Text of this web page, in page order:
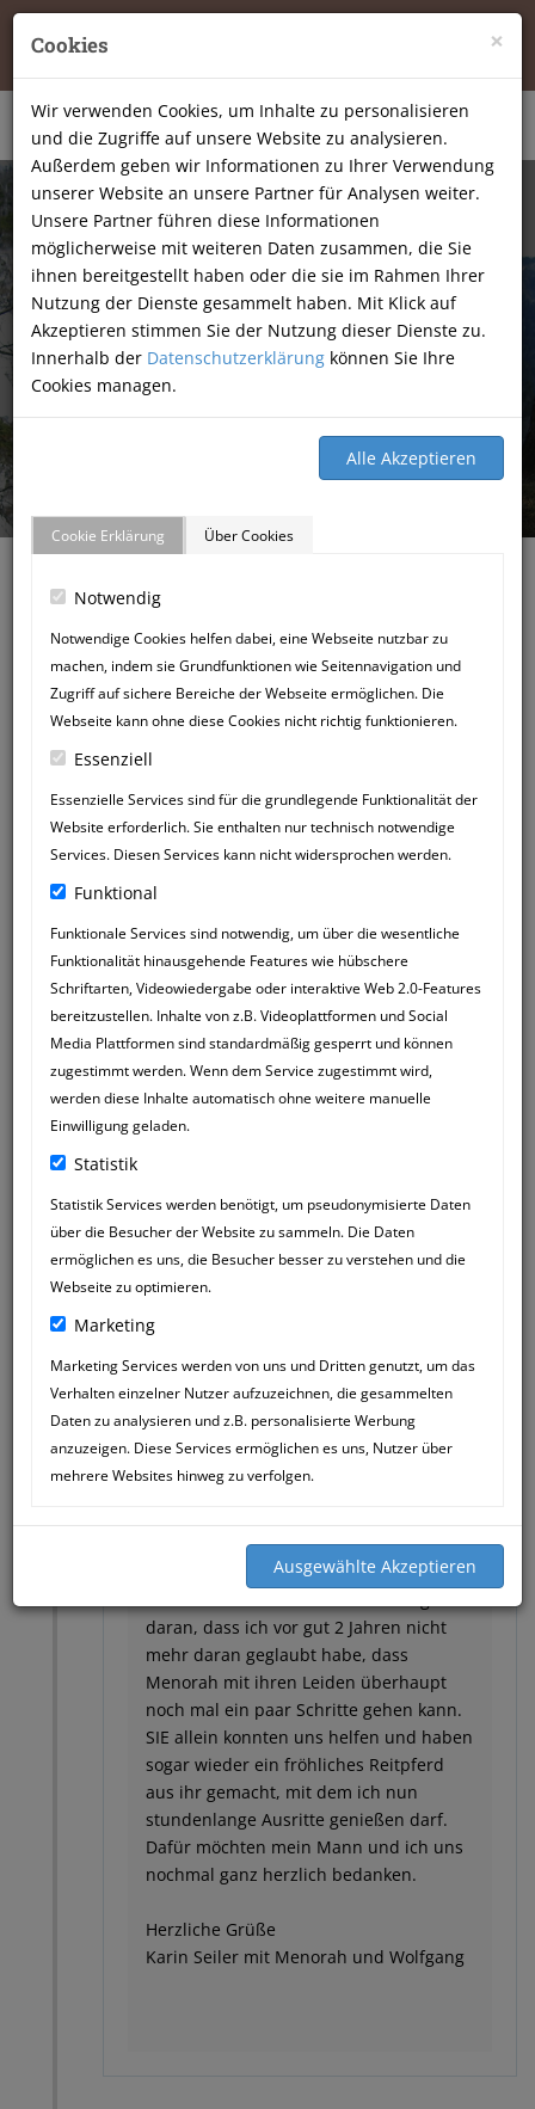
×
Cookies
Wir verwenden Cookies, um Inhalte zu personalisieren
und die Zugriffe auf unsere Website zu analysieren.
Außerdem geben wir Informationen zu Ihrer Verwendung
unserer Website an unsere Partner für Analysen weiter.
Unsere Partner führen diese Informationen
möglicherweise mit weiteren Daten zusammen, die Sie
ihnen bereitgestellt haben oder die sie im Rahmen Ihrer
Nutzung der Dienste gesammelt haben. Mit Klick auf
Akzeptieren stimmen Sie der Nutzung dieser Dienste zu.
Innerhalb der Datenschutzerklärung können Sie Ihre
Cookies managen.
Cookie Erklärung Über Cookies
Notwendig
Notwendige Cookies helfen dabei, eine Webseite nutzbar zu
machen, indem sie Grundfunktionen wie Seitennavigation und
Zugriff auf sichere Bereiche der Webseite ermöglichen. Die
Webseite kann ohne diese Cookies nicht richtig funktionieren.
Essenziell
Essenzielle Services sind für die grundlegende Funktionalität der
Website erforderlich. Sie enthalten nur technisch notwendige
Services. Diesen Services kann nicht widersprochen werden.
Funktional
Funktionale Services sind notwendig, um über die wesentliche
Funktionalität hinausgehende Features wie hübschere
Schriftarten, Videowiedergabe oder interaktive Web 2.0-Features
bereitzustellen. Inhalte von z.B. Videoplattformen und Social
Media Plattformen sind standardmäßig gesperrt und können
zugestimmt werden. Wenn dem Service zugestimmt wird,
werden diese Inhalte automatisch ohne weitere manuelle
Einwilligung geladen.
Statistik
Statistik Services werden benötigt, um pseudonymisierte Daten
über die Besucher der Website zu sammeln. Die Daten
ermöglichen es uns, die Besucher besser zu verstehen und die
Webseite zu optimieren.
Marketing
Marketing Services werden von uns und Dritten genutzt, um das
Verhalten einzelner Nutzer aufzuzeichnen, die gesammelten
Daten zu analysieren und z.B. personalisierte Werbung
anzuzeigen. Diese Services ermöglichen es uns, Nutzer über
mehrere Websites hinweg zu verfolgen.
|
07134-9177806
NEUER
GÄSTEBUCHEINTRAG
Zurück zum Gästebuch
KARIN SEILER
Lieber Herr Mössner & Team,
vergangen seit meine Araberstute
Menorah und ich bei Ihnen waren.
Im September machten wir zum zweiten
Mal einen 4-tägigen Wanderritt im
Donau-Ries, wo Menorah täglich
Erneut durfte ich feststellen, wie positiv
und erfolgreich Ihre Heiltherapie bei
daran, dass ich vor gut 2 Jahren nicht
mehr daran geglaubt habe, dass
Menorah mit ihren Leiden überhaupt
noch mal ein paar Schritte gehen kann.
SIE allein konnten uns helfen und haben
sogar wieder ein fröhliches Reitpferd
aus ihr gemacht, mit dem ich nun
stundenlange Ausritte genießen darf.
Dafür möchten mein Mann und ich uns
nochmal ganz herzlich bedanken.
Herzliche Grüße
Karin Seiler mit Menorah und Wolfgang